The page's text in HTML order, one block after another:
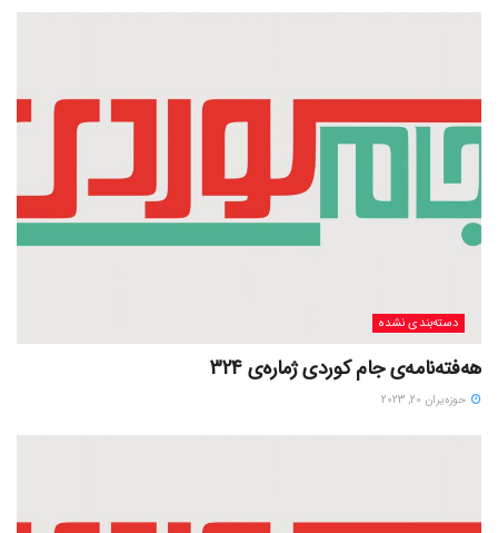
دسته‌بندی نشده
هەفتەنامەی جام کوردی ژمارەی 324
حوزه‌یران 20, 2023